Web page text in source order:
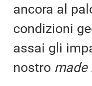
ancora al
condizioni
assai gli
nostro made